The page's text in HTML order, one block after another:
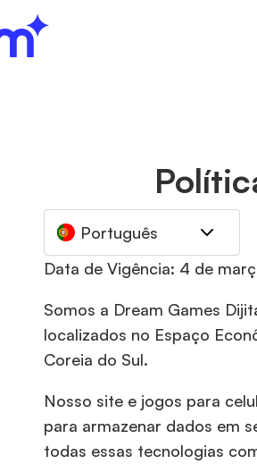
Português
Data de Vigência: 4 de
Somos a Dream Games
localizados no Espaço
Coreia do Sul.
Nosso site e jogos para
para armazenar dados em
todas essas tecnologias